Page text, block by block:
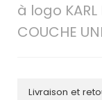
à logo KARL
COUCHE
Livraison et